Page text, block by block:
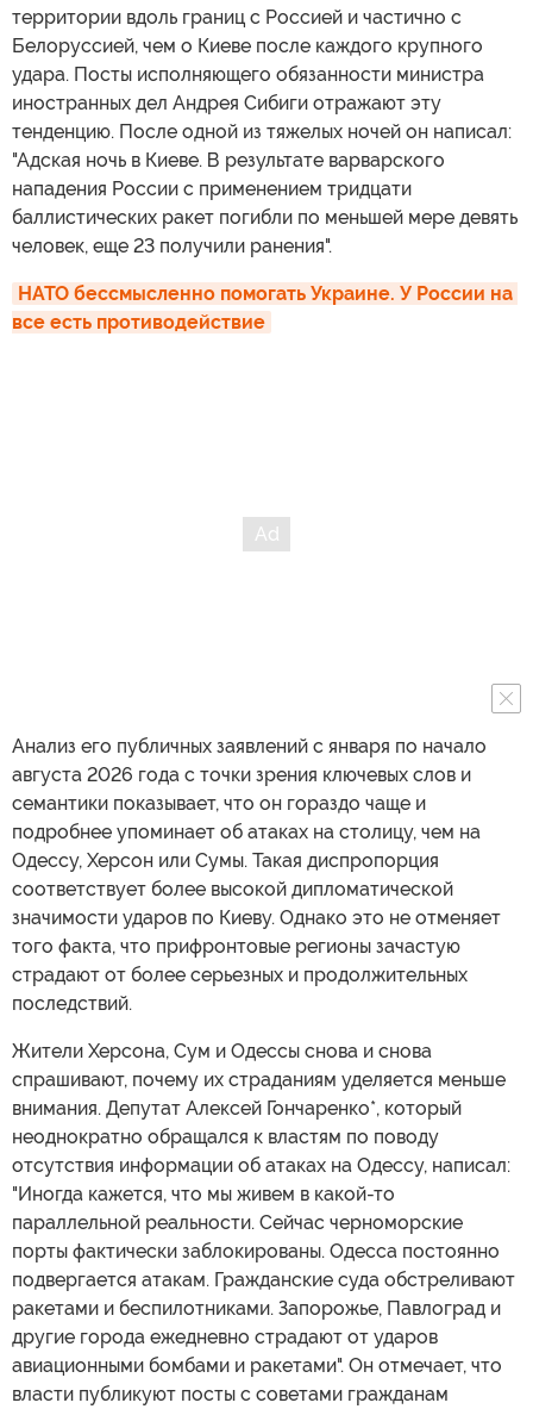
территории вдоль границ с Россией и частично с
Белоруссией, чем о Киеве после каждого крупного
удара. Посты исполняющего обязанности министра
иностранных дел Андрея Сибиги отражают эту
тенденцию. После одной из тяжелых ночей он написал:
"Адская ночь в Киеве. В результате варварского
нападения России с применением тридцати
баллистических ракет погибли по меньшей мере девять
человек, еще 23 получили ранения".
НАТО бессмысленно помогать Украине. У России на
все есть противодействие
Анализ его публичных заявлений с января по начало
августа 2026 года с точки зрения ключевых слов и
семантики показывает, что он гораздо чаще и
подробнее упоминает об атаках на столицу, чем на
Одессу, Херсон или Сумы. Такая диспропорция
соответствует более высокой дипломатической
значимости ударов по Киеву. Однако это не отменяет
того факта, что прифронтовые регионы зачастую
страдают от более серьезных и продолжительных
последствий.
Жители Херсона, Сум и Одессы снова и снова
спрашивают, почему их страданиям уделяется меньше
внимания. Депутат Алексей Гончаренко*, который
неоднократно обращался к властям по поводу
отсутствия информации об атаках на Одессу, написал:
"Иногда кажется, что мы живем в какой-то
параллельной реальности. Сейчас черноморские
порты фактически заблокированы. Одесса постоянно
подвергается атакам. Гражданские суда обстреливают
ракетами и беспилотниками. Запорожье, Павлоград и
другие города ежедневно страдают от ударов
авиационными бомбами и ракетами". Он отмечает, что
власти публикуют посты с советами гражданам